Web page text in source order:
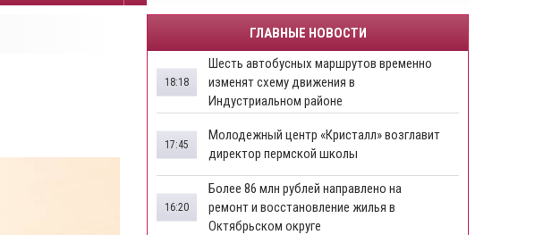
ГЛАВНЫЕ НОВОСТИ
Шесть автобусных маршрутов временно
изменят схему движения в
Индустриальном районе
18:18
Молодежный центр «Кристалл» возглавит
директор пермской школы
17:45
Более 86 млн рублей направлено на
ремонт и восстановление жилья в
Октябрьском округе
16:20